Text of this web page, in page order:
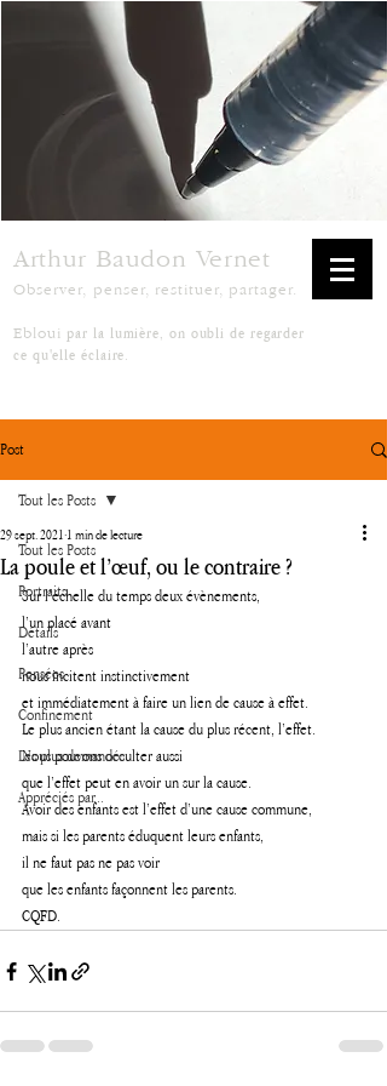
Arthur Baudon Vernet
Observer, penser, restituer, partager.
Ebloui par la lumière, on oubli de regarder
ce qu'elle éclaire.
Post
Tout les Posts
Portraits
Détails
Pensées
Confinement
Les plus demandés
Appréciés par...
Tout les Posts
La poule et l’œuf, ou le contraire ?
29 sept. 2021 1 min de lecture
Sur l’échelle du temps deux évènements,
l’un placé avant
l’autre après
nous incitent instinctivement
et immédiatement à faire un lien de cause à effet.
Le plus ancien étant la cause du plus récent, l’effet.
Nous pouvons occulter aussi
que l’effet peut en avoir un sur la cause.
Avoir des enfants est l’effet d’une cause commune,
mais si les parents éduquent leurs enfants,
il ne faut pas ne pas voir
que les enfants façonnent les parents.
CQFD.